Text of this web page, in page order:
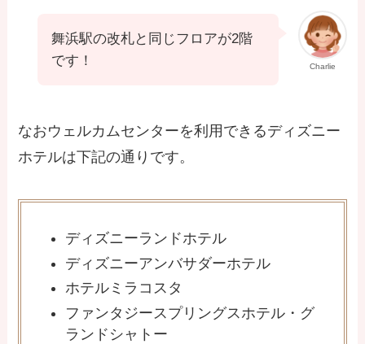
Charlie
舞浜駅の改札と同じフロアが2階
です！
なおウェルカムセンターを利用できるディズニー
ホテルは下記の通りです。
ディズニーランドホテル
ディズニーアンバサダーホテル
ホテルミラコスタ
ファンタジースプリングスホテル・グ
ランドシャトー